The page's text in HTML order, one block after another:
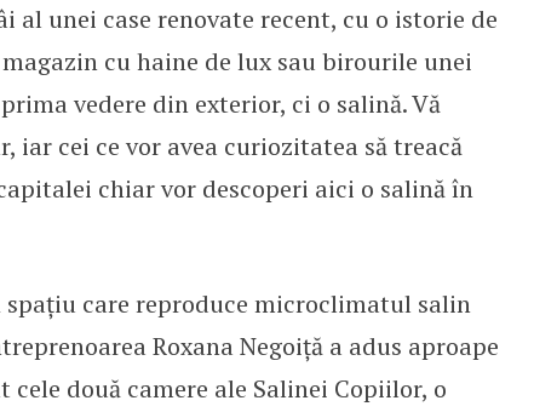
unei case renovate recent, cu o istorie de
cu haine de lux sau birourile unei
vedere din exterior, ci o salină. Vă
iar cei ce vor avea curiozitatea să treacă
chiar vor descoperi aici o salină în
care reproduce microclimatul salin
Roxana Negoiță a adus aproape
două camere ale Salinei Copiilor, o